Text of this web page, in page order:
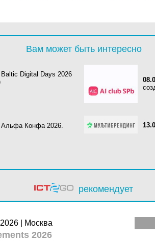
Вам может быть интересно
Baltic Digital Days 2026
Альфа Конфа 2026.
рекомендует
| Москва
2026